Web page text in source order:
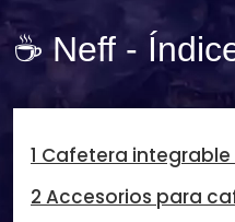
☕ Neff -
1 Cafetera
2 Accesorios para